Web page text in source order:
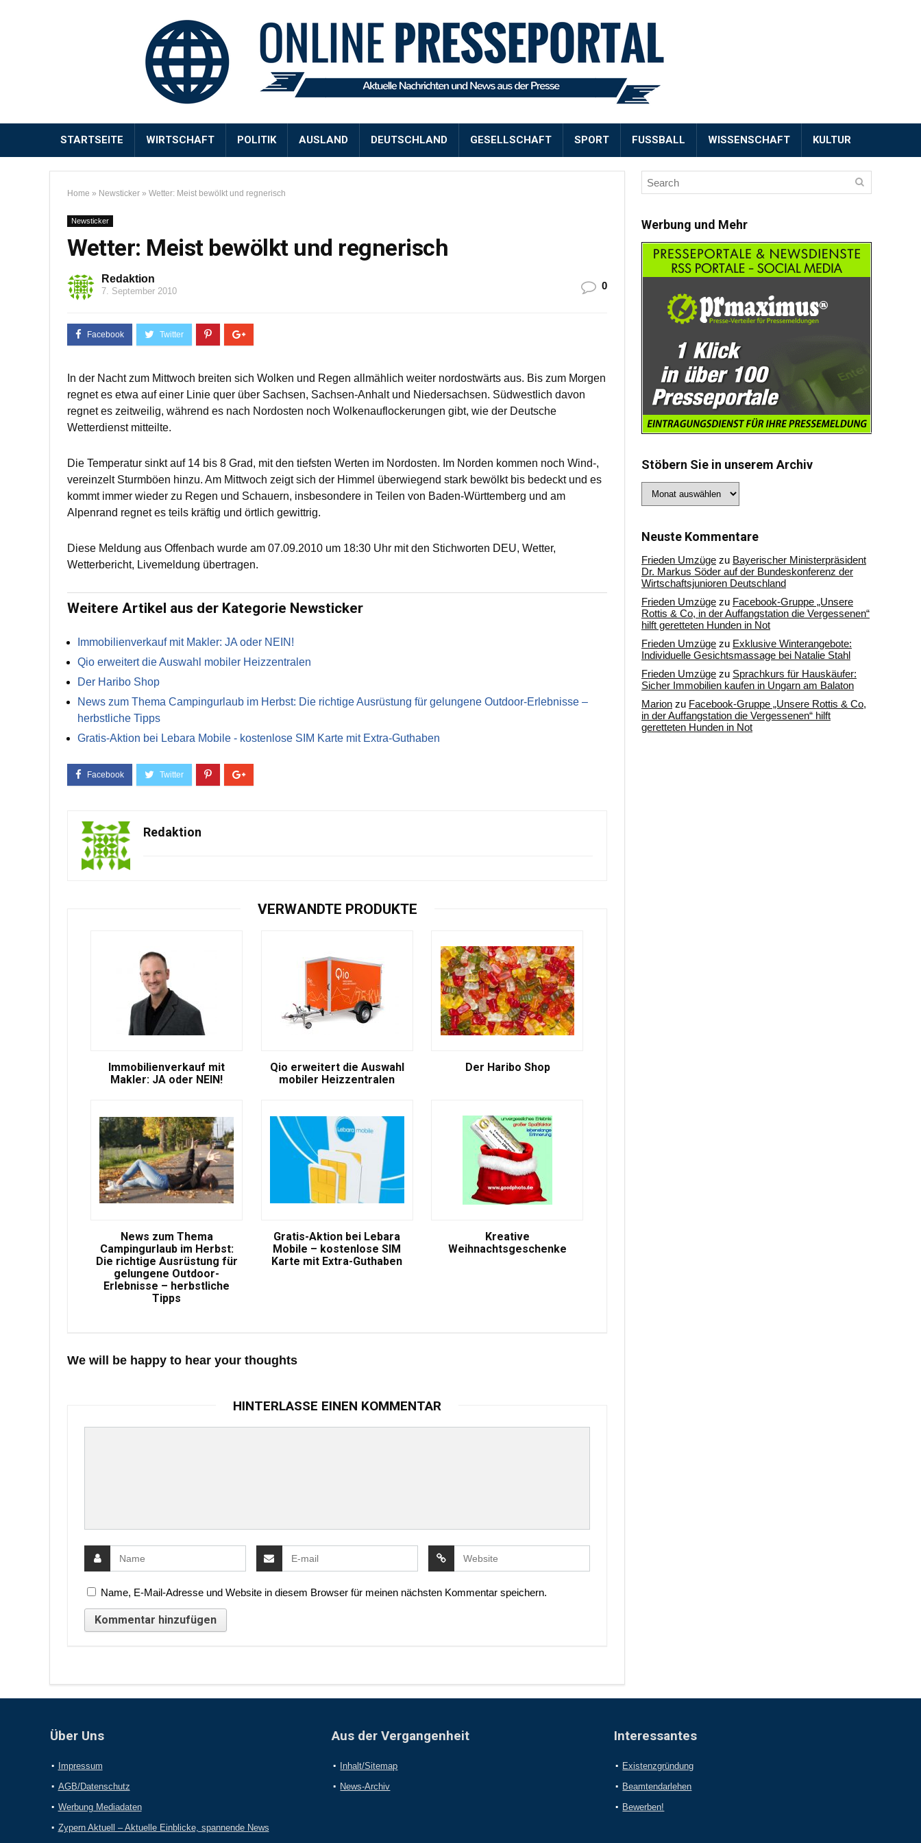
STARTSEITE WIRTSCHAFT POLITIK AUSLAND DEUTSCHLAND GESELLSCHAFT SPORT FUSSBALL WISSENSCHAFT KULTUR
Home » Newsticker » Wetter: Meist bewölkt und regnerisch
Newsticker
Wetter: Meist bewölkt und regnerisch
Redaktion
7. September 2010 0
In der Nacht zum Mittwoch breiten sich Wolken und Regen allmählich weiter nordostwärts aus. Bis zum Morgen
regnet es etwa auf einer Linie quer über Sachsen, Sachsen-Anhalt und Niedersachsen. Südwestlich davon
regnet es zeitweilig, während es nach Nordosten noch Wolkenauflockerungen gibt, wie der Deutsche
Wetterdienst mitteilte.
Die Temperatur sinkt auf 14 bis 8 Grad, mit den tiefsten Werten im Nordosten. Im Norden kommen noch Wind-,
vereinzelt Sturmböen hinzu. Am Mittwoch zeigt sich der Himmel überwiegend stark bewölkt bis bedeckt und es
kommt immer wieder zu Regen und Schauern, insbesondere in Teilen von Baden-Württemberg und am
Alpenrand regnet es teils kräftig und örtlich gewittrig.
Diese Meldung aus Offenbach wurde am 07.09.2010 um 18:30 Uhr mit den Stichworten DEU, Wetter,
Wetterbericht, Livemeldung übertragen.
Weitere Artikel aus der Kategorie Newsticker
Immobilienverkauf mit Makler: JA oder NEIN!
Qio erweitert die Auswahl mobiler Heizzentralen
Der Haribo Shop
News zum Thema Campingurlaub im Herbst: Die richtige Ausrüstung für gelungene Outdoor-Erlebnisse –
herbstliche Tipps
Gratis-Aktion bei Lebara Mobile - kostenlose SIM Karte mit Extra-Guthaben
Redaktion
VERWANDTE PRODUKTE
Immobilienverkauf mit
Makler: JA oder NEIN!
Qio erweitert die Auswahl
mobiler Heizzentralen
Der Haribo Shop
News zum Thema
Campingurlaub im Herbst:
Die richtige Ausrüstung für
gelungene Outdoor-
Erlebnisse – herbstliche
Tipps
Gratis-Aktion bei Lebara
Mobile – kostenlose SIM
Karte mit Extra-Guthaben
Kreative
Weihnachtsgeschenke
We will be happy to hear your thoughts
HINTERLASSE EINEN KOMMENTAR
Name, E-Mail-Adresse und Website in diesem Browser für meinen nächsten Kommentar speichern.
Werbung und Mehr
Stöbern Sie in unserem Archiv
Sie
Archiv
Neuste Kommentare
Frieden Umzüge zu Bayerischer Ministerpräsident
Dr. Markus Söder auf der Bundeskonferenz der
Wirtschaftsjunioren Deutschland
Frieden Umzüge zu Facebook-Gruppe „Unsere
Rottis & Co, in der Auffangstation die Vergessenen“
hilft geretteten Hunden in Not
Frieden Umzüge zu Exklusive Winterangebote:
Individuelle Gesichtsmassage bei Natalie Stahl
Frieden Umzüge zu Sprachkurs für Hauskäufer:
Sicher Immobilien kaufen in Ungarn am Balaton
Marion zu Facebook-Gruppe „Unsere Rottis & Co,
in der Auffangstation die Vergessenen“ hilft
geretteten Hunden in Not
Über Uns
Impressum
AGB/Datenschutz
Werbung Mediadaten
Zypern Aktuell – Aktuelle Einblicke, spannende News
Aus der Vergangenheit
Inhalt/Sitemap
News-Archiv
Interessantes
Existenzgründung
Beamtendarlehen
Bewerben!